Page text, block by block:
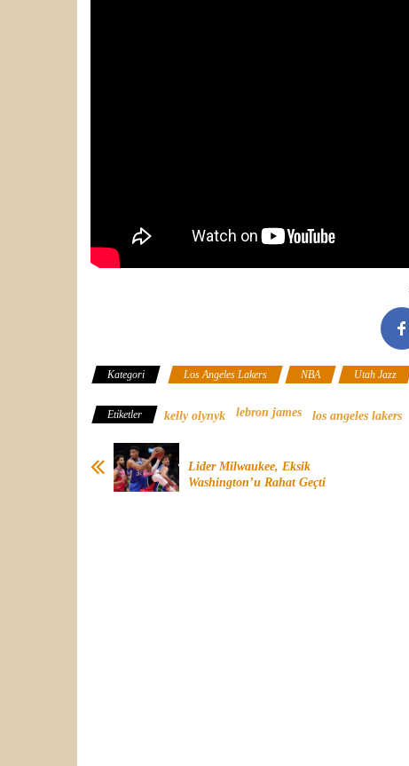
Kategori Los Angeles Lakers NBA Utah Jazz
Etiketler kelly olynyk lebron james los angeles lakers
Lider Milwaukee, Eksik
Washington’u Rahat Geçti